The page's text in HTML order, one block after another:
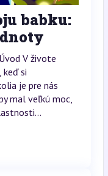
babku:
V živote
keď si
je pre nás
mal veľkú moc,